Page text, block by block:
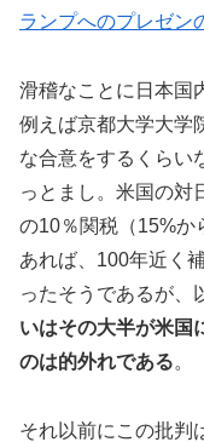
ランプへのプレゼン
滑稽なことに日本国
例えば京都大学大学
な合意をするくらい
っとまし。米国の対
の10％関税（15%か
あれば、100年近く
ったそうであるが、
いはその大半が米国
のは的外れである。
それ以前にこの批判